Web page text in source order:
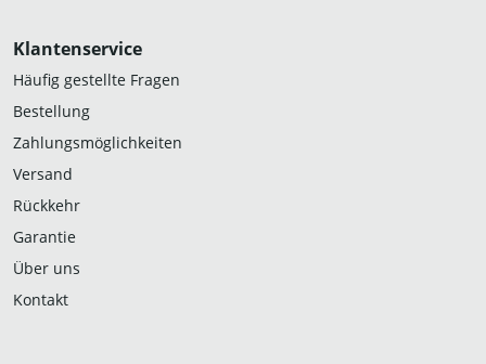
Klantenservice
Häufig gestellte Fragen
Bestellung
Zahlungsmöglichkeiten
Versand
Rückkehr
Garantie
Über uns
Kontakt